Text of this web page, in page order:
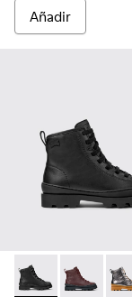
Añadir
Brutus -Brutus -